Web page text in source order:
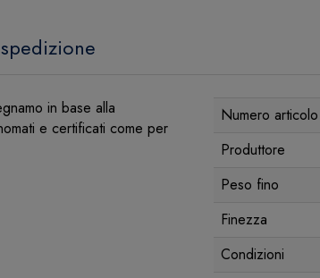
in base alla
e certificati come per
Numero articolo
Produttore
Peso fino
Finezza
Condizioni